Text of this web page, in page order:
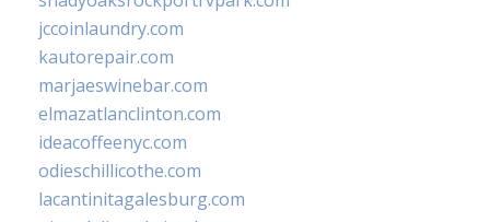
jccoinlaundry.com
kautorepair.com
marjaeswinebar.com
elmazatlanclinton.com
ideacoffeenyc.com
odieschillicothe.com
lacantinitagalesburg.com